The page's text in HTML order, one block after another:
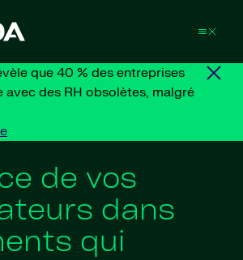
que 40 % des entreprises
des RH obsolètes, malgré
de vos
dans
qui